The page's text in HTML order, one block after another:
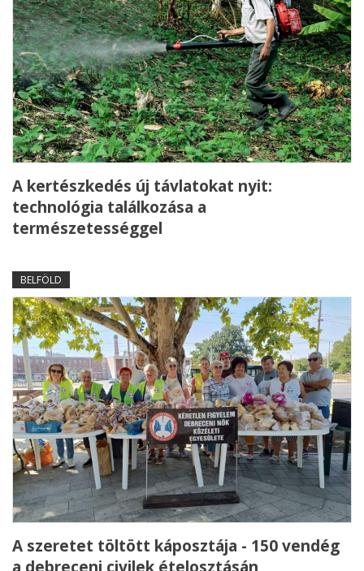
A kertészkedés új távlatokat nyit:
technológia találkozása a
természetességgel
BELFÖLD
A szeretet töltött káposztája - 150 vendég
a debreceni civilek ételosztásán